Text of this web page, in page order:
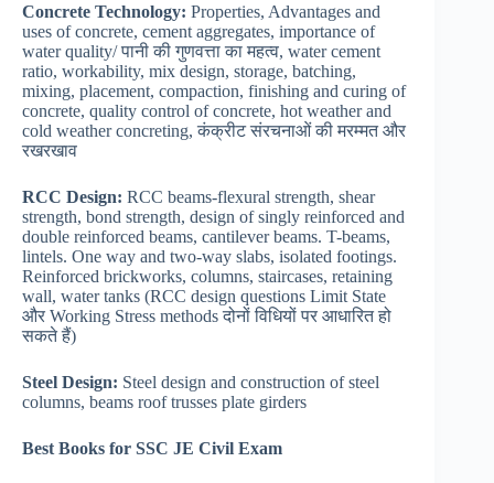
Concrete Technology: Properties, Advantages and
uses of concrete, cement aggregates, importance of
water quality/ पानी की गुणवत्ता का महत्व, water cement
ratio, workability, mix design, storage, batching,
mixing, placement, compaction, finishing and curing of
concrete, quality control of concrete, hot weather and
cold weather concreting, कंक्रीट संरचनाओं की मरम्मत और
रखरखाव
RCC Design: RCC beams-flexural strength, shear
strength, bond strength, design of singly reinforced and
double reinforced beams, cantilever beams. T-beams,
lintels. One way and two-way slabs, isolated footings.
Reinforced brickworks, columns, staircases, retaining
wall, water tanks (RCC design questions Limit State
और Working Stress methods दोनों विधियों पर आधारित हो
सकते हैं)
Steel Design: Steel design and construction of steel
columns, beams roof trusses plate girders
Best Books for SSC JE Civil Exam